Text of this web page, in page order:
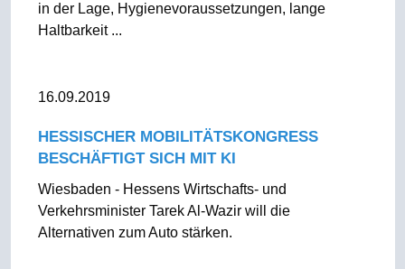
in der Lage, Hygienevoraussetzungen, lange
Haltbarkeit ...
16.09.2019
HESSISCHER MOBILITÄTSKONGRESS
BESCHÄFTIGT SICH MIT KI
Wiesbaden - Hessens Wirtschafts- und
Verkehrsminister Tarek Al-Wazir will die
Alternativen zum Auto stärken.